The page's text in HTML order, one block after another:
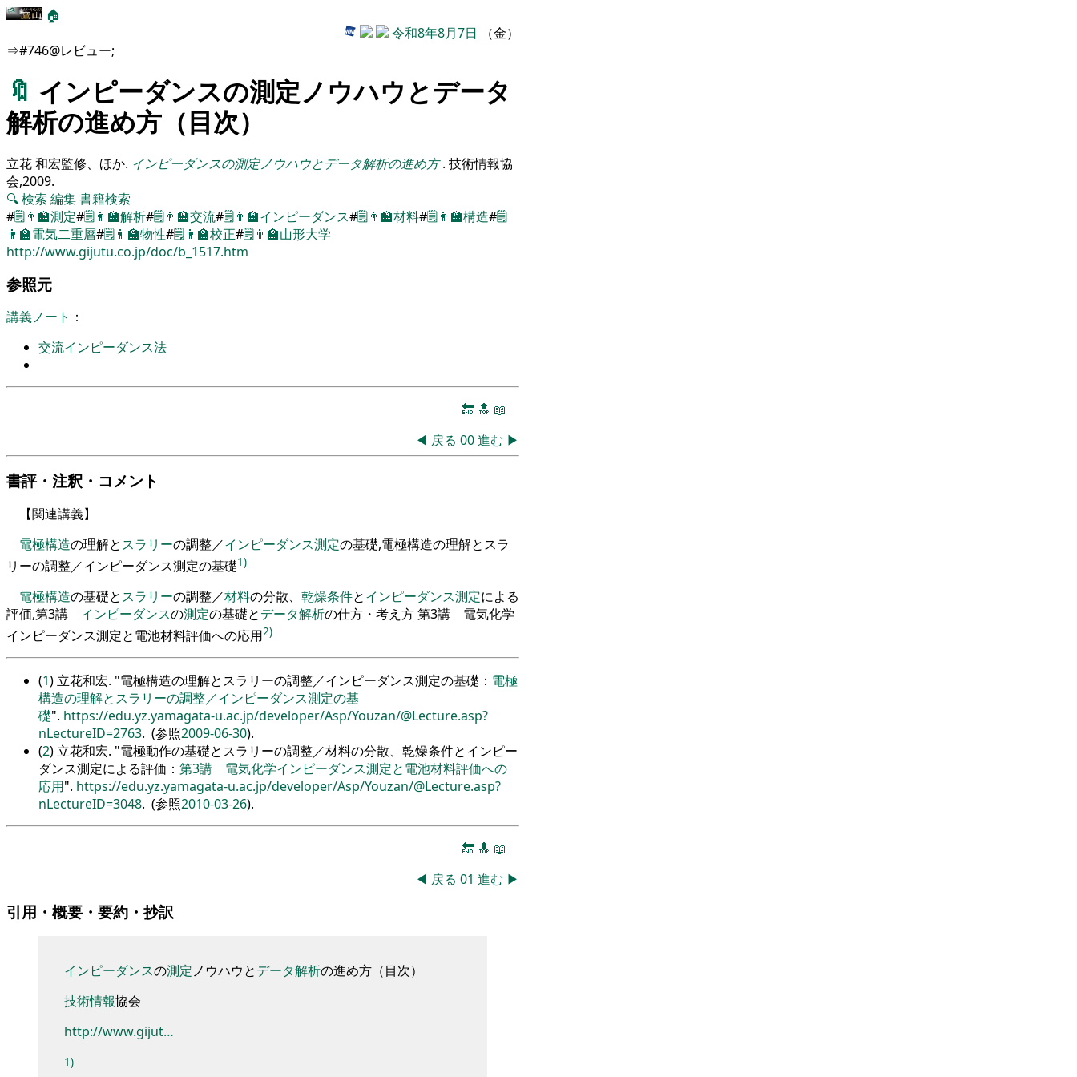
🏠
令和8年8月7日 （金）
⇒#746@レビュー;
🔖 インピーダンスの測定ノウハウとデータ
解析の進め方（目次）
立花 和宏監修、ほか. インピーダンスの測定ノウハウとデータ解析の進め方 . 技術情報協
会,2009.
🔍検索 編集書籍検索
#🗒️👨‍🏫測定#🗒️👨‍🏫解析#🗒️👨‍🏫交流#🗒️👨‍🏫インピーダンス#🗒️👨‍🏫材料#🗒️👨‍🏫構造#🗒️
👨‍🏫電気二重層#🗒️👨‍🏫物性#🗒️👨‍🏫校正#🗒️👨‍🏫山形大学
http://www.gijutu.co.jp/doc/b_1517.htm
参照元
講義ノート ：
交流インピーダンス法
🔚 🔝 📖
◀ 戻る 00進む ▶
書評・注釈・コメント
【関連講義】
電極構造の理解とスラリーの調整／インピーダンス測定の基礎,電極構造の理解とスラ
リーの調整／インピーダンス測定の基礎1)
電極構造の基礎とスラリーの調整／材料の分散、 乾燥条件とインピーダンス測定による
評価,第3講 インピーダンスの測定の基礎とデータ解析の仕方 ・ 考え方第3講 電気化学
インピーダンス測定と電池材料評価への応用2)
(1) 立花和宏. 電極構造の理解とスラリーの調整／インピーダンス測定の基礎： 電極
構造の理解とスラリーの調整／インピーダンス測定の基
礎 . https://edu.yz.yamagata-u.ac.jp/developer/Asp/Youzan/@Lecture.asp?
nLectureID=2763. (参照2009-06-30).
(2) 立花和宏. 電極動作の基礎とスラリーの調整／材料の分散、乾燥条件とインピー
ダンス測定による評価： 第3講 電気化学インピーダンス測定と電池材料評価への
応用 . https://edu.yz.yamagata-u.ac.jp/developer/Asp/Youzan/@Lecture.asp?
nLectureID=3048. (参照2010-03-26).
🔚 🔝 📖
◀ 戻る 01 進む ▶
引用・概要・要約・抄訳
インピーダンスの測定ノウハウとデータ解析の進め方 （目次）
技術情報協会
http://www.gijut…
1)